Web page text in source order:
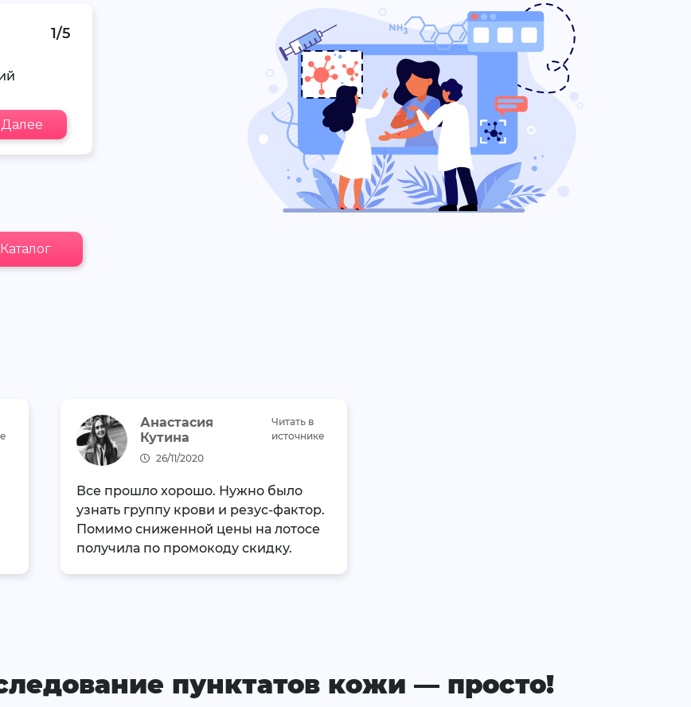
1/5
Далее
Каталог
Анастасия
Кутина
26/11/2020
Читать в
источнике
Все прошло хорошо. Нужно было
узнать группу крови и резус-фактор.
Помимо сниженной цены на лотосе
получила по промокоду скидку.
пунктатов кожи — просто!